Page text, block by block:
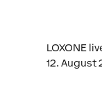
LOXONE
12. August